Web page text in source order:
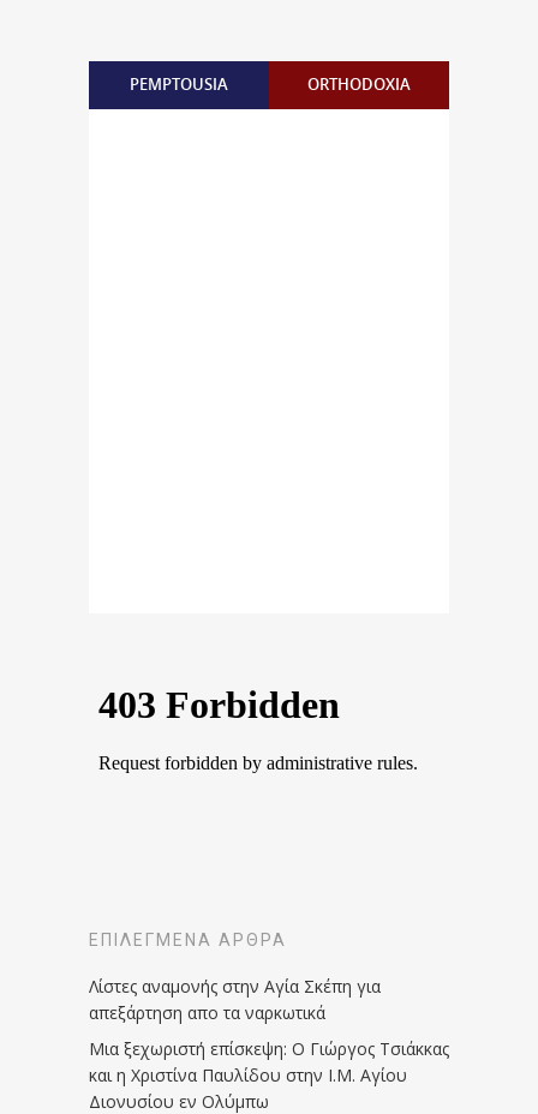
PEMPTOUSIA ORTHODOXIA
ΕΠΙΛΕΓΜΈΝΑ ΆΡΘΡΑ
Λίστες αναμονής στην Αγία Σκέπη για
απεξάρτηση απο τα ναρκωτικά
Μια ξεχωριστή επίσκεψη: Ο Γιώργος Τσιάκκας
και η Χριστίνα Παυλίδου στην Ι.Μ. Αγίου
Διονυσίου εν Ολύμπω